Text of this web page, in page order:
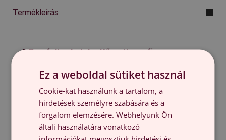
Termékleírás
A Pvc falburkolat a Kőmotívum finom
és stílust visz otthonodba.Ideális megoldás, ha
egyszerű módon szeretnéd megújítani a
helyiséget, és különleges hangulatot adnál neki.
Kiválóan használható különböző terekben, minden
helyiségnek egyedi karaktert kölcsönözve.
A finom, mégis kifejező Kőmotívum finom
Ez a weboldal sütiket használ
Cookie-kat használunk a tartalom, a
hirdetések személyre szabására és a
forgalom elemzésére. Webhelyünk Ön
általi használatára vonatkozó